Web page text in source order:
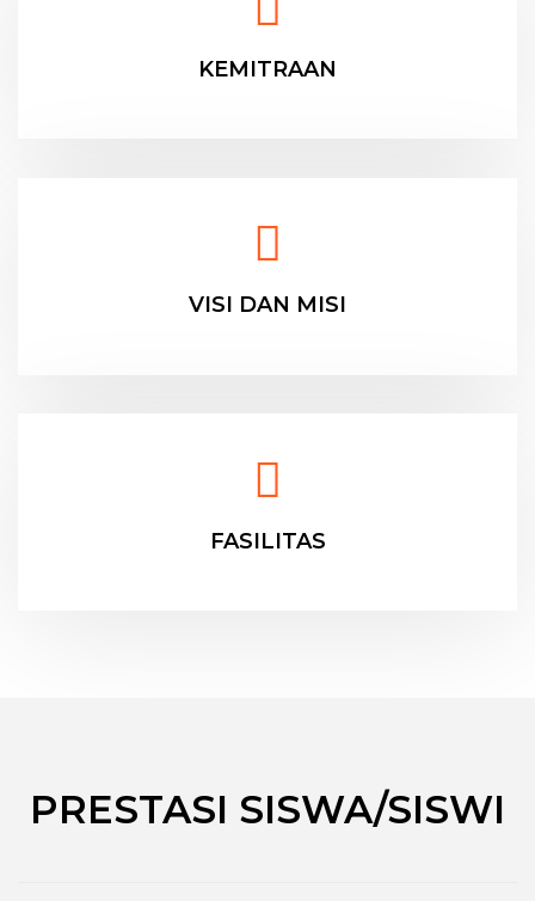
KEMITRAAN
VISI DAN MISI
FASILITAS
PRESTASI SISWA/SISWI